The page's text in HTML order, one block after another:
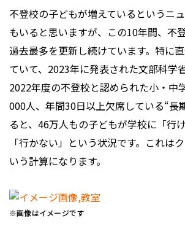
不登校の子どもが増えているというニ
もいると思いますが、この10年間、不
過去最多を更新し続けています。特に
ていて、2023年に発表された文部科学
2022年度の不登校と認められた小・中
000人、年間30日以上欠席している“長
ると、46万人もの子どもが学校に「行
「行かない」という状況です。これは
いう計算になります。
※画像はイメージです